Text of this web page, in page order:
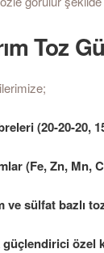
Toz
(20-20-20,
(Fe, Zn, Mn,
ve sülfat bazlı
özel